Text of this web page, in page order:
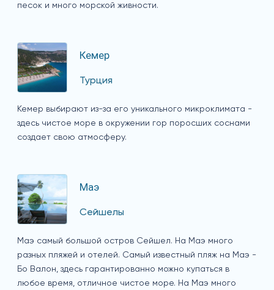
песок и много морской живности.
Кемер
Турция
Кемер выбирают из-за его уникального микроклимата -
здесь чистое море в окружении гор поросших соснами
создает свою атмосферу.
Маэ
Сейшелы
Маэ самый большой остров Сейшел. На Маэ много
разных пляжей и отелей. Самый известный пляж на Маэ -
Бо Валон, здесь гарантированно можно купаться в
любое время, отличное чистое море. На Маэ много